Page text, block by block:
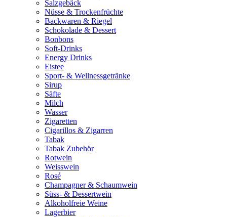
Salzgebäck
Nüsse & Trockenfrüchte
Backwaren & Riegel
Schokolade & Dessert
Bonbons
Soft-Drinks
Energy Drinks
Eistee
Sport- & Wellnessgetränke
Sirup
Säfte
Milch
Wasser
Zigaretten
Cigarillos & Zigarren
Tabak
Tabak Zubehör
Rotwein
Weisswein
Rosé
Champagner & Schaumwein
Süss- & Dessertwein
Alkoholfreie Weine
Lagerbier